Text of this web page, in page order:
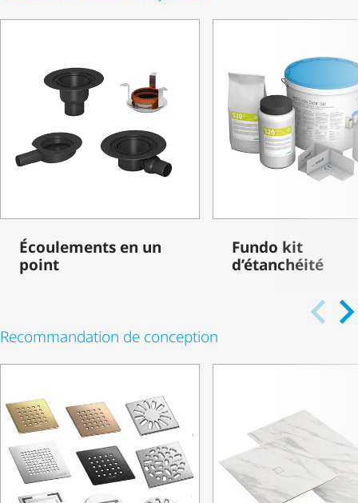
Écoulements en un
point
Fundo kit
d’étanchéité
Recommandation de conception